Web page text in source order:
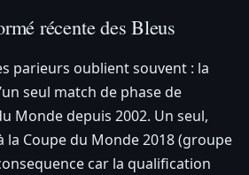
récente des Bleus
parieurs oublient souvent : la
seul match de phase de
Monde depuis 2002. Un seul,
la Coupe du Monde 2018 (groupe
car la qualification